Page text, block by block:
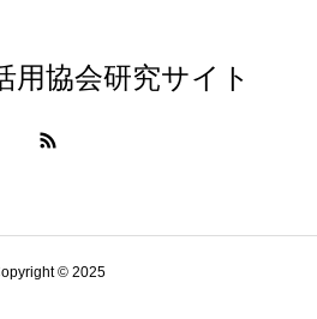
用協会研究サイト
© 2025